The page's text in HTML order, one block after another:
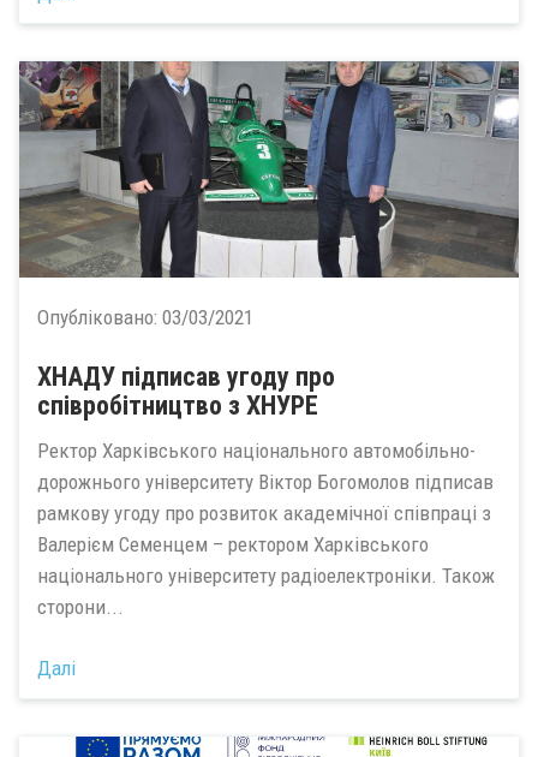
Опубліковано: 03/03/2021
ХНАДУ підписав угоду про
співробітництво з ХНУРЕ
Ректор Харківського національного автомобільно-
дорожнього університету Віктор Богомолов підписав
рамкову угоду про розвиток академічної співпраці з
Валерієм Семенцем – ректором Харківського
національного університету радіоелектроніки. Також
сторони...
Далі